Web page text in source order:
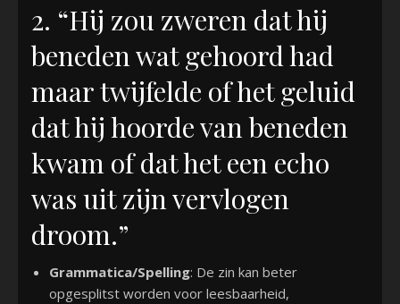
2. “Hij zou zweren dat hij
beneden wat gehoord had
maar twijfelde of het geluid
dat hij hoorde van beneden
kwam of dat het een echo
was uit zijn vervlogen
droom.”
Grammatica/Spelling: De zin kan beter
opgesplitst worden voor leesbaarheid,